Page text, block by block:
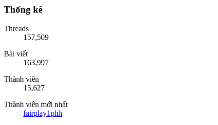
Thống kê
Threads
157,509
Bài viết
163,997
Thành viên
15,627
Thành viên mới nhất
fairplay1phh